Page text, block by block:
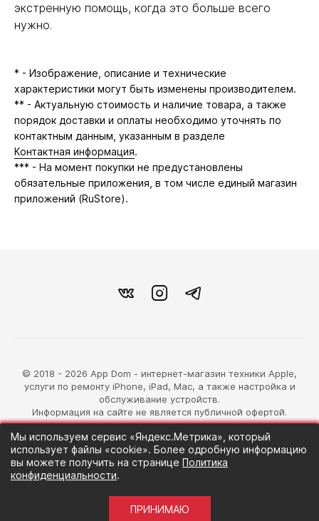
экстренную помощь, когда это больше всего
нужно.
* - Изображение, описание и технические
характеристики могут быть изменены производителем.
** - Актуальную стоимость и наличие товара, а также
порядок доставки и оплаты необходимо уточнять по
контактным данным, указанным в разделе
Контактная информация.
*** - На момент покупки не предустановлены
обязательные приложения, в том числе единый магазин
приложений (RuStore).
© 2018 - 2026 App Dom - интернет-магазин техники Apple,
услуги по ремонту iPhone, iPad, Mac, а также настройка и
обслуживание устройств.
Информация на сайте не является публичной офертой.
разработка магазина
Синий Лев
Мы используем сервис «Яндекс.Метрика», который
использует файлы «cookie». Более одробную информацию
вы можете получить на странице Политика
конфиденциальности.
ПРИНИМАЮ